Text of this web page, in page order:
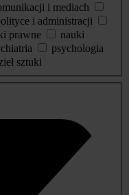
i mediach
i administracji
prawne
nauki
psychologia
sztuki